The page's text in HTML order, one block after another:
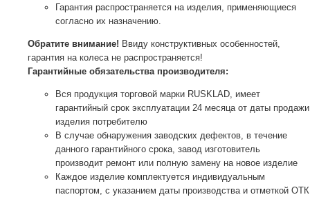
Гарантия распространяется на изделия, применяющиеся
согласно их назначению.
Обратите внимание! Ввиду конструктивных особенностей,
гарантия на колеса не распространяется!
Гарантийные обязательства производителя:
Вся продукция торговой марки RUSKLAD, имеет
гарантийный срок эксплуатации 24 месяца от даты продажи
изделия потребителю
В случае обнаружения заводских дефектов, в течение
данного гарантийного срока, завод изготовитель
производит ремонт или полную замену на новое изделие
Каждое изделие комплектуется индивидуальным
паспортом, с указанием даты производства и отметкой ОТК